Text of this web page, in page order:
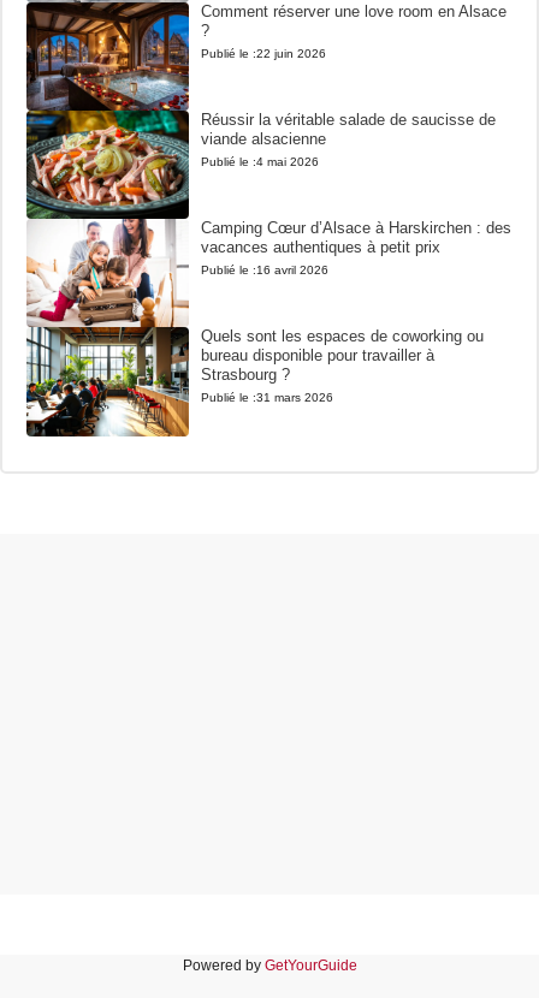
Comment réserver une love room en Alsace
?
Publié le :22 juin 2026
Réussir la véritable salade de saucisse de
viande alsacienne
Publié le :4 mai 2026
Camping Cœur d’Alsace à Harskirchen : des
vacances authentiques à petit prix
Publié le :16 avril 2026
Quels sont les espaces de coworking ou
bureau disponible pour travailler à
Strasbourg ?
Publié le :31 mars 2026
Powered by GetYourGuide